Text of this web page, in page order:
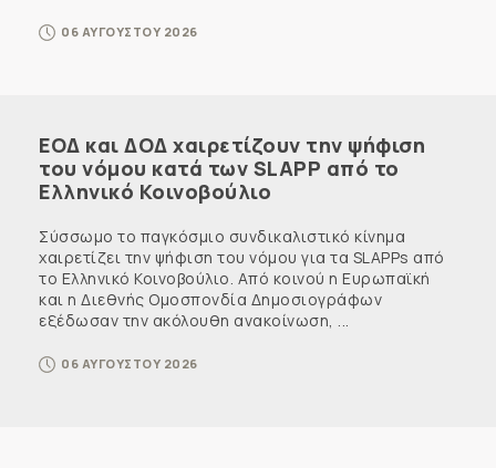
06 ΑΥΓΟΥΣΤΟΥ 2026
ΕΟΔ και ΔΟΔ χαιρετίζουν την ψήφιση
του νόμου κατά των SLAPP από το
Ελληνικό Κοινοβούλιο
Σύσσωμο το παγκόσμιο συνδικαλιστικό κίνημα
χαιρετίζει την ψήφιση του νόμου για τα SLAPPs από
το Ελληνικό Κοινοβούλιο. Από κοινού η Ευρωπαϊκή
και η Διεθνής Ομοσπονδία Δημοσιογράφων
εξέδωσαν την ακόλουθη ανακοίνωση, ...
06 ΑΥΓΟΥΣΤΟΥ 2026